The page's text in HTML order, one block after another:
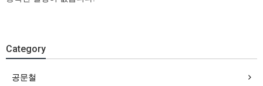
Category
공문철